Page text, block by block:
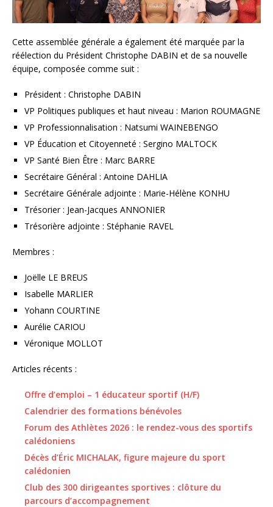
Cette assemblée générale a également été marquée par la
réélection du Président Christophe DABIN et de sa nouvelle
équipe, composée comme suit :
Président : Christophe DABIN
VP Politiques publiques et haut niveau : Marion ROUMAGNE
VP Professionnalisation : Natsumi WAINEBENGO
VP Éducation et Citoyenneté : Sergino MALTOCK
VP Santé Bien Être : Marc BARRE
Secrétaire Général : Antoine DAHLIA
Secrétaire Générale adjointe : Marie-Hélène KONHU
Trésorier : Jean-Jacques ANNONIER
Trésorière adjointe : Stéphanie RAVEL
Membres :
Joëlle LE BREUS
Isabelle MARLIER
Yohann COURTINE
Aurélie CARIOU
Véronique MOLLOT
Articles récents :
Offre d’emploi – 1 éducateur sportif (H/F)
Calendrier des formations bénévoles
Forum des Athlètes 2026 : le rendez-vous des sportifs
calédoniens
Décès d’Éric MICHALAK, figure majeure du sport
calédonien
Club des 300 dirigeantes sportives : clôture du
parcours d’accompagnement